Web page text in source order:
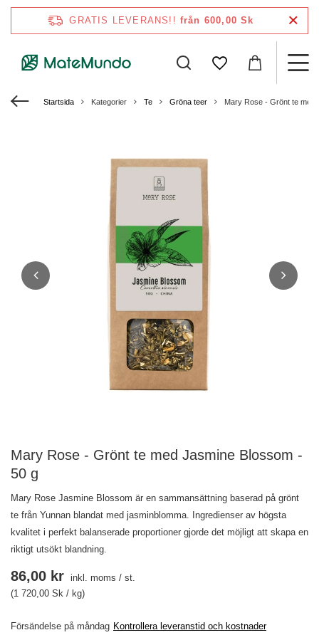
GRATIS LEVERANS!! från 600,00 Sk
Startsida Kategorier Te Gröna teer Mary Rose - Grönt te med
Mary Rose - Grönt te med Jasmine Blossom -
50 g
Mary Rose Jasmine Blossom är en sammansättning baserad på grönt
te från Yunnan blandat med jasminblomma. Ingredienser av högsta
kvalitet i perfekt balanserade proportioner gjorde det möjligt att skapa en
riktigt utsökt blandning.
Försändelse på måndag Kontrollera leveranstid och kostnader
86,00 kr inkl. moms / st.
(1 720,00 Sk / kg)